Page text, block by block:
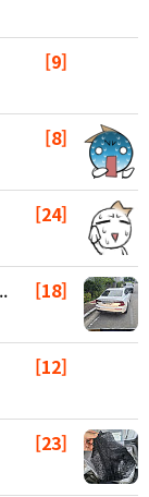
[9]
[8]
[24]
[18]
[12]
[23]